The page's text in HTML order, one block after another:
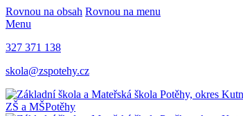
Rovnou na obsah Rovnou na menu
Menu
327 371 138
skola@zspotehy.cz
ZŠ a MŠPotěhy